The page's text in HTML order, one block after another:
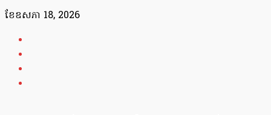
ខែ​ឧសភា 18, 2026